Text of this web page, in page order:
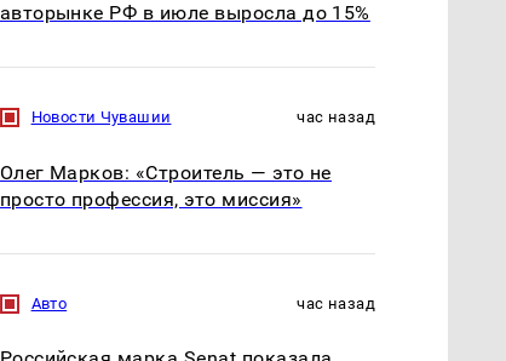
авторынке РФ в июле выросла до 15%
Новости Чувашии час назад
Олег Марков: «Строитель — это не
просто профессия, это миссия»
Авто час назад